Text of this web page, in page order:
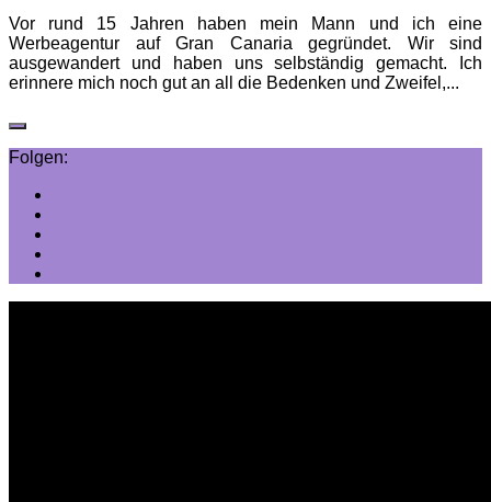
Vor rund 15 Jahren haben mein Mann und ich eine
Werbeagentur auf Gran Canaria gegründet. Wir sind
ausgewandert und haben uns selbständig gemacht. Ich
erinnere mich noch gut an all die Bedenken und Zweifel,...
Folgen: